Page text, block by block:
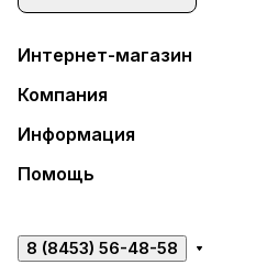
Интернет-магазин
Компания
Информация
Помощь
8 (8453) 56-48-58